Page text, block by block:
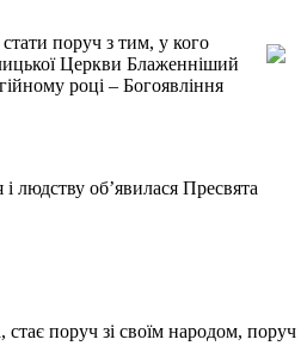
поруч з тим, у кого
Церкви Блаженніший
році – Богоявління
людству об’явилася Пресвята
поруч зі своїм народом, поруч